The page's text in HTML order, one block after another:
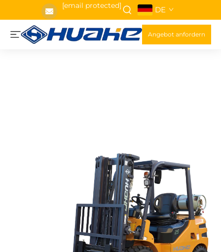
[email protected] DE
Angebot anfordern